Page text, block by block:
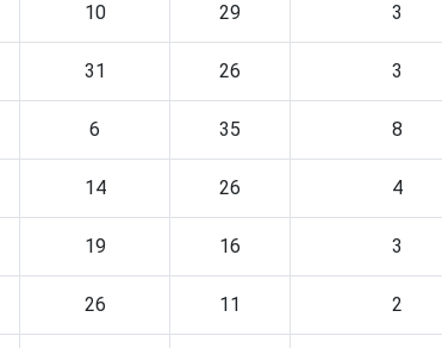
10 29 3
31 26 3
6 35 8
14 26 4
19 16 3
26 11 2